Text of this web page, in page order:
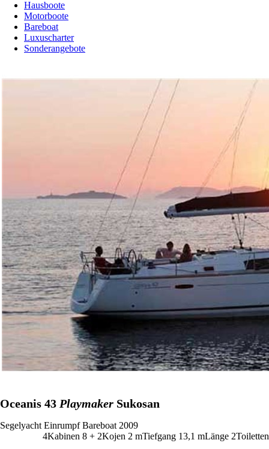
Hausboote
Motorboote
Bareboat
Luxuscharter
Sonderangebote
Oceanis 43 Playmaker Sukosan
Segelyacht Einrumpf Bareboat 2009
4Kabinen 8 + 2Kojen 2 mTiefgang 13,1 mLänge 2Toiletten